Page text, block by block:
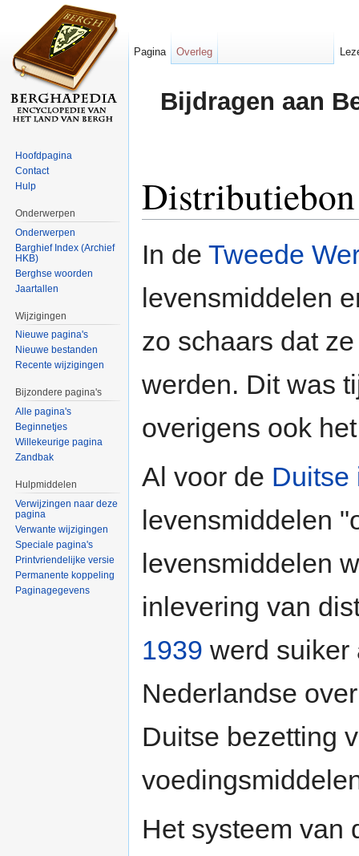
Bijdragen aan
Distributiebon
In de Tweede
levensmiddelen
zo schaars dat
werden. Dit was
overigens ook
Al voor de Duitse
levensmiddelen
levensmiddelen
inlevering van
1939 werd suiker
Nederlandse
Duitse bezetting
Het systeem van
Pagina Overleg
Hoofdpagina
Contact
Hulp
Onderwerpen
Onderwerpen
Barghief Index (Archief
HKB)
Berghse woorden
Jaartallen
Wijzigingen
Nieuwe pagina's
Nieuwe bestanden
Recente wijzigingen
Bijzondere pagina's
Alle pagina's
Beginnetjes
Willekeurige pagina
Zandbak
Hulpmiddelen
Verwijzingen naar deze
pagina
Verwante wijzigingen
Speciale pagina's
Printvriendelijke versie
Permanente koppeling
Paginagegevens